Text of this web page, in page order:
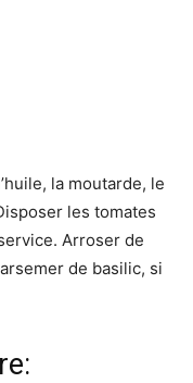
la moutarde, le
les tomates
Arroser de
de basilic, si